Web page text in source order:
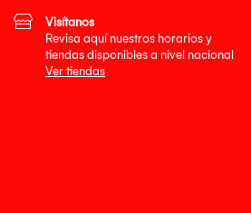
Visítanos
Revisa aquí nuestros horarios y
tiendas disponibles a nivel nacional
Ver tiendas